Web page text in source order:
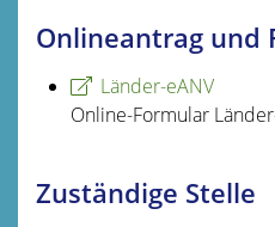
Onlineantrag und
Länder-eANV
Online-Formular
Zuständige Stelle